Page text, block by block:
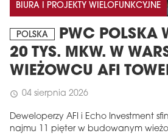
BIURA I PROJEKTY WIELOFUNKCYJNE
POLSKA
PWC POLSKA
20 TYS. MKW. W
WIEŻOWCU AFI
schedule 04 sierpnia 2026
Deweloperzy AFI i Echo Investment
najmu 11 pięter w budowanym